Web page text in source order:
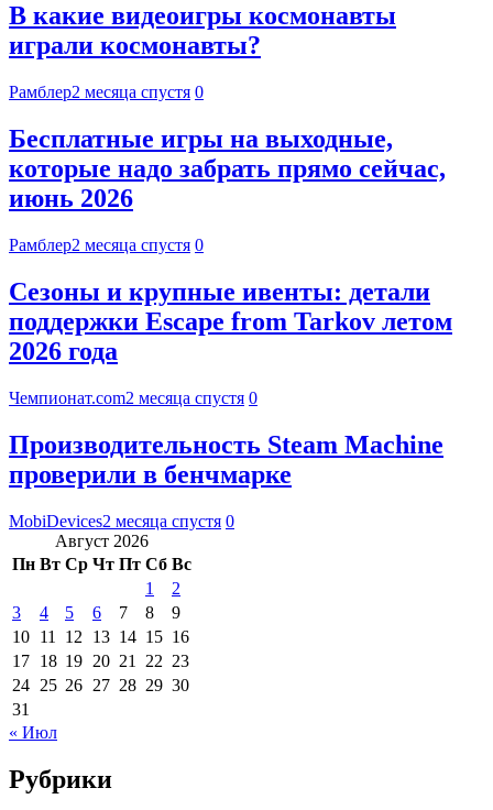
В какие видеоигры космонавты
играли космонавты?
Рамблер2 месяца спустя 0
Бесплатные игры на выходные,
которые надо забрать прямо сейчас,
июнь 2026
Рамблер2 месяца спустя 0
Сезоны и крупные ивенты: детали
поддержки Escape from Tarkov летом
2026 года
Чемпионат.com2 месяца спустя 0
Производительность Steam Machine
проверили в бенчмарке
MobiDevices2 месяца спустя 0
Август 2026
Пн Вт Ср Чт Пт Сб Вс
1
2
3
4 5 6 7 8
9
10 11 12 13 14 15 16
17 18 19 20 21 22 23
24 25 26 27 28 29 30
31
« Июл
Рубрики